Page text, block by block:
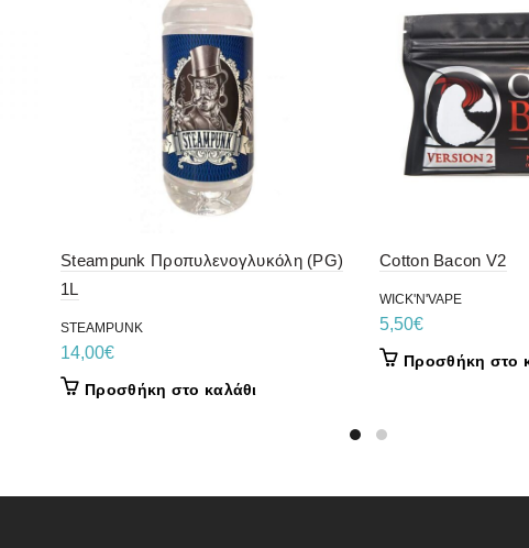
Steampunk Προπυλενογλυκόλη (PG)
1L
STEAMPUNK
14,00€
Προσθήκη στο καλάθι
Cotton Bacon V2
WICK'N'VAPE
5,50€
Προσθήκη στο